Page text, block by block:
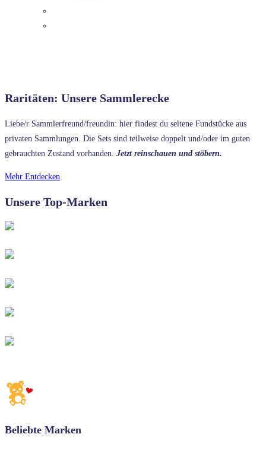
Raritäten: Unsere Sammlerecke
Liebe/r Sammlerfreund/freundin: hier findest du seltene Fundstücke aus
privaten Sammlungen. Die Sets sind teilweise doppelt und/oder im guten
gebrauchten Zustand vorhanden. Jetzt reinschauen und stöbern.
Mehr Entdecken
Unsere Top-Marken
Beliebte Marken